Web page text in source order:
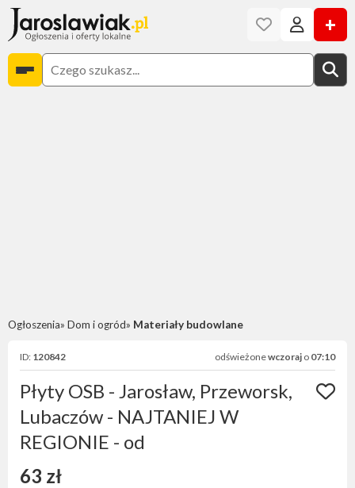
+
Ogłoszenia Dom i ogród Materiały budowlane
ID: 120842 odświeżonewczoraj o 07:10
Płyty OSB - Jarosław, Przeworsk,
Lubaczów - NAJTANIEJ W
REGIONIE - od
63 zł